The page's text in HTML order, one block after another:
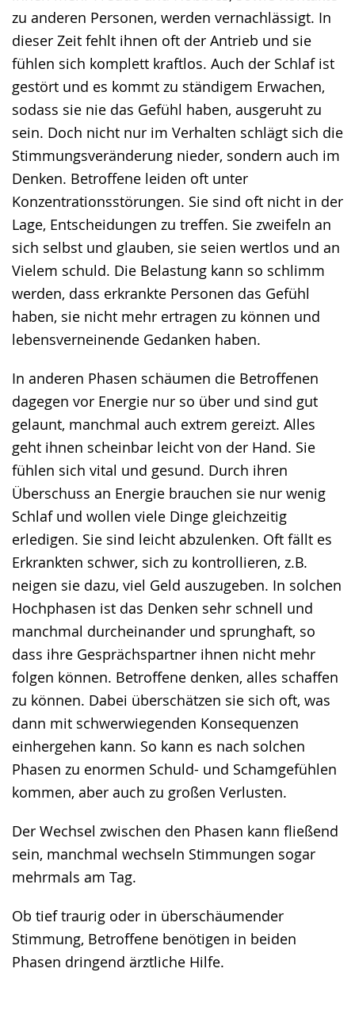
zu anderen Personen, werden vernachlässigt. In
dieser Zeit fehlt ihnen oft der Antrieb und sie
fühlen sich komplett kraftlos. Auch der Schlaf ist
gestört und es kommt zu ständigem Erwachen,
sodass sie nie das Gefühl haben, ausgeruht zu
sein. Doch nicht nur im Verhalten schlägt sich die
Stimmungsveränderung nieder, sondern auch im
Denken. Betroffene leiden oft unter
Konzentrationsstörungen. Sie sind oft nicht in der
Lage, Entscheidungen zu treffen. Sie zweifeln an
sich selbst und glauben, sie seien wertlos und an
Vielem schuld. Die Belastung kann so schlimm
werden, dass erkrankte Personen das Gefühl
haben, sie nicht mehr ertragen zu können und
lebensverneinende Gedanken haben.
In anderen Phasen schäumen die Betroffenen
dagegen vor Energie nur so über und sind gut
gelaunt, manchmal auch extrem gereizt. Alles
geht ihnen scheinbar leicht von der Hand. Sie
fühlen sich vital und gesund. Durch ihren
Überschuss an Energie brauchen sie nur wenig
Schlaf und wollen viele Dinge gleichzeitig
erledigen. Sie sind leicht abzulenken. Oft fällt es
Erkrankten schwer, sich zu kontrollieren, z.B.
neigen sie dazu, viel Geld auszugeben. In solchen
Hochphasen ist das Denken sehr schnell und
manchmal durcheinander und sprunghaft, so
dass ihre Gesprächspartner ihnen nicht mehr
folgen können. Betroffene denken, alles schaffen
zu können. Dabei überschätzen sie sich oft, was
dann mit schwerwiegenden Konsequenzen
einhergehen kann. So kann es nach solchen
Phasen zu enormen Schuld- und Schamgefühlen
kommen, aber auch zu großen Verlusten.
Der Wechsel zwischen den Phasen kann fließend
sein, manchmal wechseln Stimmungen sogar
mehrmals am Tag.
Ob tief traurig oder in überschäumender
Stimmung, Betroffene benötigen in beiden
Phasen dringend ärztliche Hilfe.